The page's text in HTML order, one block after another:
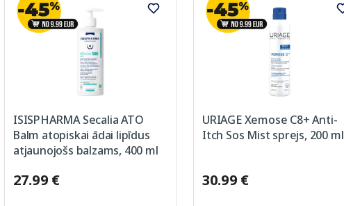
ISISPHARMA Secalia ATO
Balm atopiskai ādai lipīdus
atjaunojošs balzams, 400 ml
27.99 €
URIAGE Xemose C8+ Anti-
Itch Sos Mist sprejs, 200 ml
30.99 €